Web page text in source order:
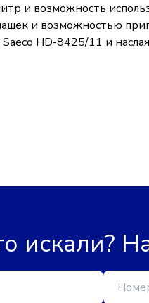
и возможность
и возможностью
HD-8425/11 и
искали?